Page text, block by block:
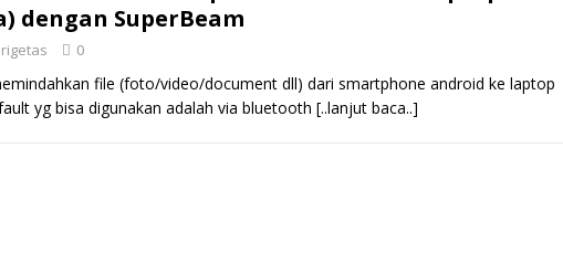
dengan SuperBeam
0
file (foto/video/document dll) dari smartphone android ke laptop
yg bisa digunakan adalah via bluetooth [..lanjut baca..]